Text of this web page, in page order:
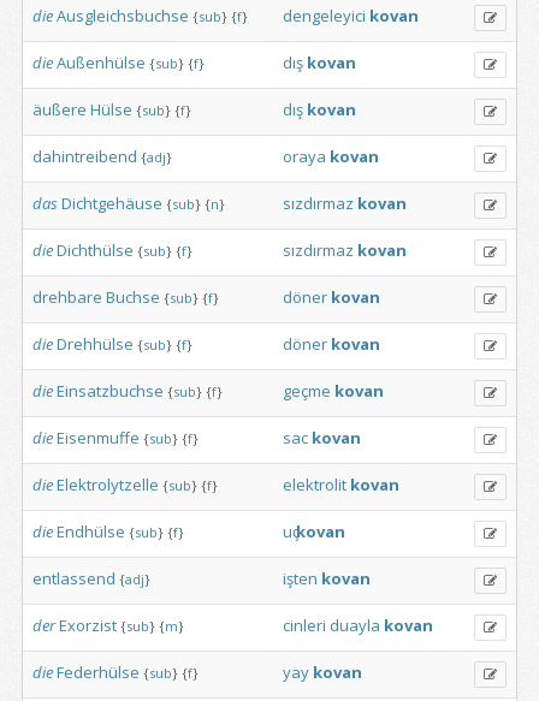
dieAusgleichsbuchse {sub} {f} dengeleyici kovan
dieAußenhülse {sub} {f} dış kovan
äußere Hülse {sub} {f} dış kovan
dahintreibend {adj} oraya kovan
dasDichtgehäuse {sub} {n} sızdırmaz kovan
dieDichthülse {sub} {f} sızdırmaz kovan
drehbare Buchse {sub} {f} döner kovan
dieDrehhülse {sub} {f} döner kovan
dieEinsatzbuchse {sub} {f} geçme kovan
dieEisenmuffe {sub} {f} sac kovan
dieElektrolytzelle {sub} {f} elektrolit kovan
dieEndhülse {sub} {f} uҫ kovan
entlassend {adj} işten kovan
derExorzist {sub} {m} cinleri duayla kovan
dieFederhülse {sub} {f} yay kovan